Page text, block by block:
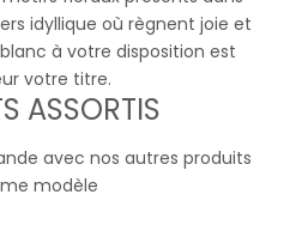
idyllique où règnent joie et
à votre disposition est
votre titre.
ASSORTIS
avec nos autres produits
modèle